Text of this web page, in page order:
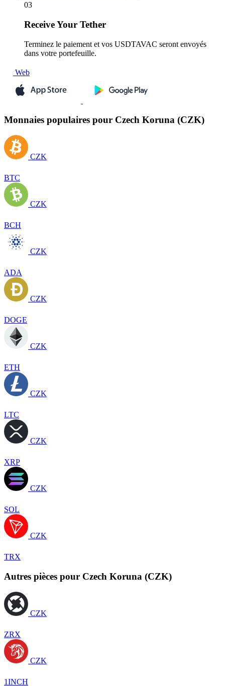
03
ReceiveYour Tether
Terminez le paiement et vos USDTAVAC seront envoyés
dans votre portefeuille.
Web
Monnaies populaires pour Czech Koruna (CZK)
CZK
BTC
CZK
BCH
CZK
ADA
CZK
DOGE
CZK
ETH
CZK
LTC
CZK
XRP
CZK
SOL
CZK
TRX
Autres pièces pour Czech Koruna (CZK)
CZK
ZRX
CZK
1INCH